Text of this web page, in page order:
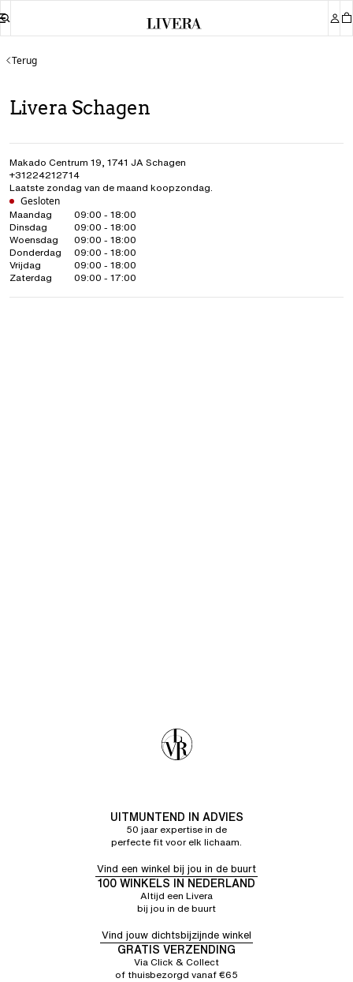
Terug
Livera Schagen
Makado Centrum 19, 1741 JA Schagen
+31224212714
Laatste zondag van de maand koopzondag.
Gesloten
Maandag
09:00 - 18:00
Dinsdag
09:00 - 18:00
Woensdag
09:00 - 18:00
Donderdag
09:00 - 18:00
Vrijdag
09:00 - 18:00
Zaterdag
09:00 - 17:00
UITMUNTEND IN ADVIES
50 jaar expertise in de
perfecte fit voor elk lichaam.
Vind een winkel bij jou in de buurt
100 WINKELS IN NEDERLAND
Altijd een Livera
bij jou in de buurt
Vind jouw dichtsbijzijnde winkel
GRATIS VERZENDING
Via Click & Collect
of thuisbezorgd vanaf €65